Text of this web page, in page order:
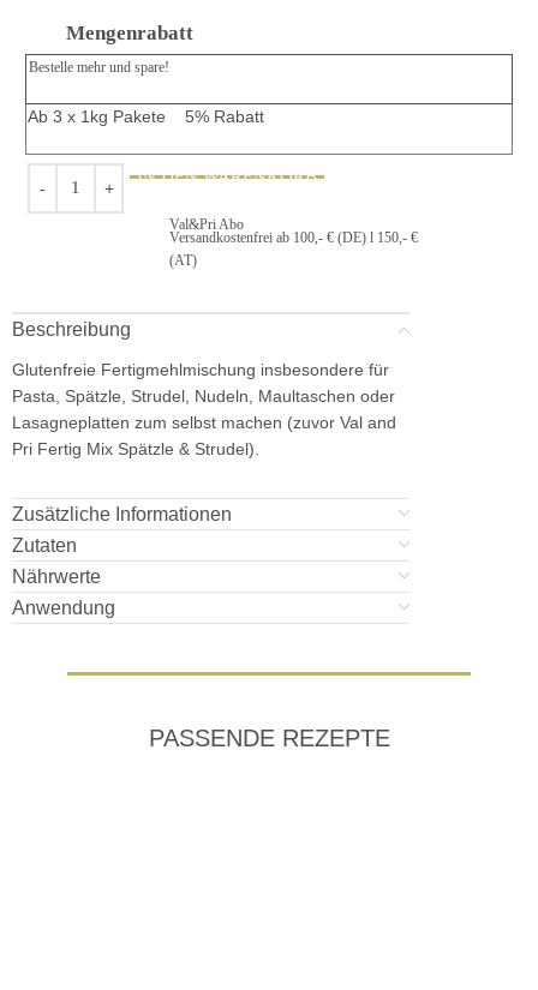
Mengenrabatt
Bestelle mehr und spare!
Ab 3 x 1kg Pakete 5% Rabatt
IN DEN WARENKORB
Val&Pri Abo
Versandkostenfrei ab 100,- € (DE) l 150,- €
(AT)
Beschreibung
Glutenfreie Fertigmehlmischung insbesondere für
Pasta, Spätzle, Strudel, Nudeln, Maultaschen oder
Lasagneplatten zum selbst machen (zuvor Val and
Pri Fertig Mix Spätzle & Strudel).
Zusätzliche Informationen
Zutaten
Nährwerte
Anwendung
PASSENDE REZEPTE